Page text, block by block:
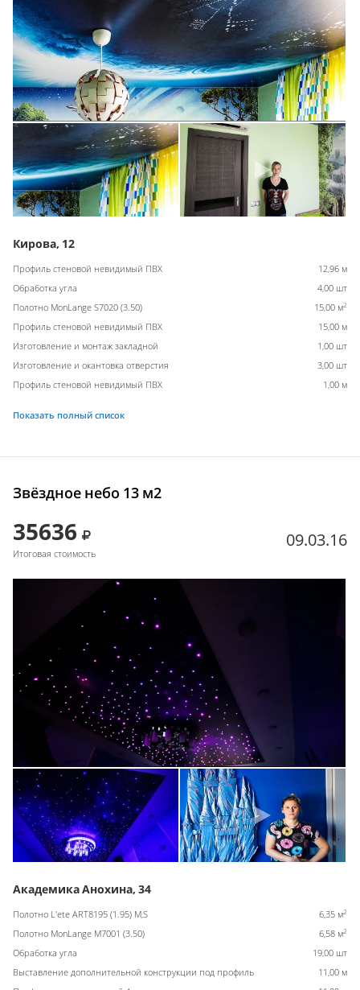
Кирова, 12
Профиль стеновой невидимый ПВХ
12,96 м
Обработка угла
4,00 шт
Полотно MonLange S7020 (3.50)
15,00 м2
Профиль стеновой невидимый ПВХ
15,00 м
Изготовление и монтаж закладной
1,00 шт
Изготовление и окантовка отверстия
3,00 шт
Профиль стеновой невидимый ПВХ
1,00 м
Показать полный список
Звёздное небо 13 м2
35636
Итоговая стоимость
09.03.16
Академика Анохина, 34
Полотно L'ete ART8195 (1.95) M,S 6,35 м2
Полотно MonLange M7001 (3.50) 6,58 м2
Обработка угла
19,00 шт
Выставление дополнительной конструкции под профиль
11,00 м